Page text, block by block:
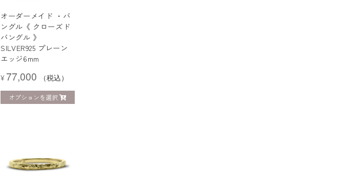
オーダーメイド ・バ
ングル《 クローズド
バングル 》
SILVER925 プレーン
エッジ6mm
¥ 77,000 （税込）
オプションを選択